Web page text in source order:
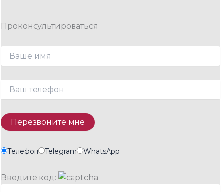
Проконсультироваться
Телефон Telegram WhatsApp
Введите код: